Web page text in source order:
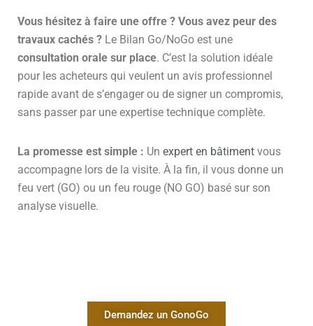
Vous hésitez à faire une offre ? Vous avez peur des
travaux cachés ? Le Bilan Go/NoGo est une
consultation orale sur place. C’est la solution idéale
pour les acheteurs qui veulent un avis professionnel
rapide avant de s’engager ou de signer un compromis,
sans passer par une expertise technique complète.
La promesse est simple : Un expert en bâtiment vous
accompagne lors de la visite. À la fin, il vous donne un
feu vert (GO) ou un feu rouge (NO GO) basé sur son
analyse visuelle.
Demandez un GonoGo